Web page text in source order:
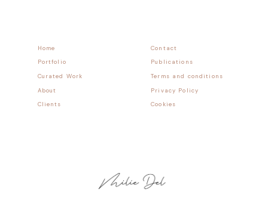
Contact
Home
Publications
Portfolio
Terms and conditions
Curated Work
Privacy Policy
About
Cookies
Clients